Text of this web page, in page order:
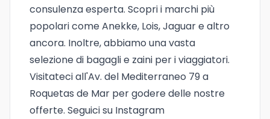
Eventos
Ofertas e ideas para disfrutar
Idioma
consulenza esperta. Scopri i marchi più
popolari come Anekke, Lois, Jaguar e altro
ancora. Inoltre, abbiamo una vasta
selezione di bagagli e zaini per i viaggiatori.
Visitateci all'Av. del Mediterraneo 79 a
Roquetas de Mar per godere delle nostre
offerte. Seguici su Instagram